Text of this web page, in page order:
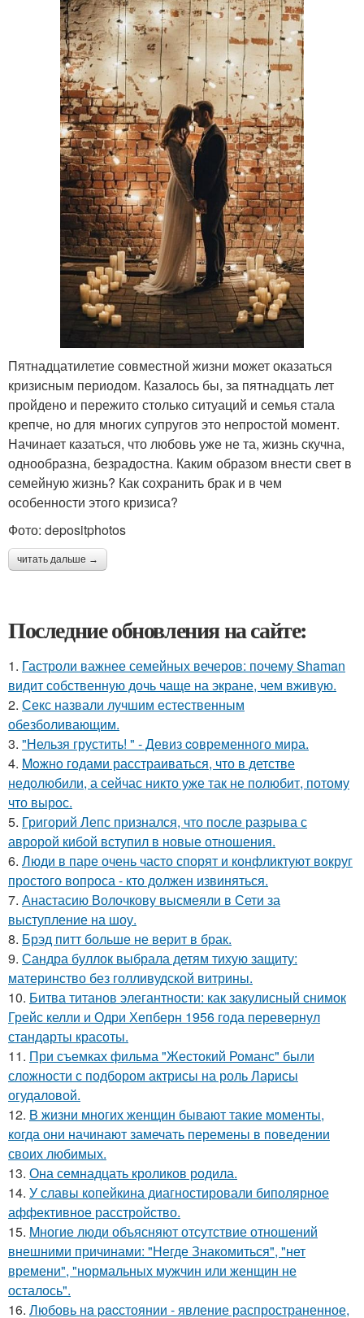
Пятнадцатилетие совместной жизни может оказаться
кризисным периодом. Казалось бы, за пятнадцать лет
пройдено и пережито столько ситуаций и семья стала
крепче, но для многих супругов это непростой момент.
Начинает казаться, что любовь уже не та, жизнь скучна,
однообразна, безрадостна. Каким образом внести свет в
семейную жизнь? Как сохранить брак и в чем
особенности этого кризиса?
Фото: depositphotos
читать дальше →
Последние обновления на сайте:
1. Гастроли важнее семейных вечеров: почему Shaman
видит собственную дочь чаще на экране, чем вживую.
2. Секс назвали лучшим естественным
обезболивающим.
3. "Нельзя грустить! " - Девиз coвременного мира.
4. Moжнo годами расстраиваться, что в детстве
недолюбили, а сейчас никто уже так не полюбит, потому
что вырос.
5. Григорий Лепс признался, что после разрыва с
авророй кибой вступил в новые отношения.
6. Люди в паре очень часто спорят и конфликтуют вокруг
простого вопроса - кто должен извиняться.
7. Анастасию Волочкову высмеяли в Сети за
выступление на шоу.
8. Брэд питт больше не верит в брак.
9. Сандра буллок выбрала детям тихую защиту:
материнство без голливудской витрины.
10. Битва титанов элегантности: как закулисный снимок
Грейс келли и Одри Хепберн 1956 года перевернул
стандарты красоты.
11. При съемках фильма "Жестокий Романс" были
сложности с подбором актрисы на роль Ларисы
огудаловой.
12. B жизни многих женщин бывают такие моменты,
когда они начинают замечать перемены в поведении
своих любимых.
13. Она семнадцать кроликов родила.
14. У славы копейкина диагностировали биполярное
аффективное расстройство.
15. Mногие люди объясняют отсутствие отношений
внешними причинами: "Негде Знакомиться", "нет
времени", "нормальных мужчин или женщин не
осталось".
16. Любовь нa pacстоянии - явление распространенное,